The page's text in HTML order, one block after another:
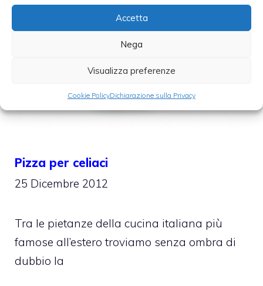
Accetta
Nega
Visualizza preferenze
Cookie PolicyDichiarazione sulla Privacy
Pizza per celiaci
25 Dicembre 2012
Tra le pietanze della cucina italiana più
famose all’estero troviamo senza ombra di
dubbio la